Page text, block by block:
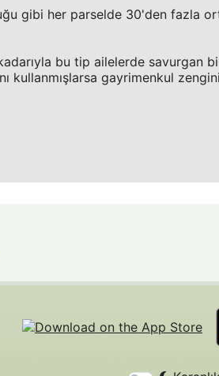
gibi her parselde 30'den fazla
bu tip ailelerde savurgan
kullanmışlarsa gayrimenkul